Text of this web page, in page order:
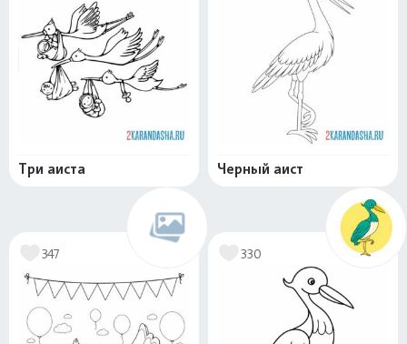
Три аиста Черный аист
347 330